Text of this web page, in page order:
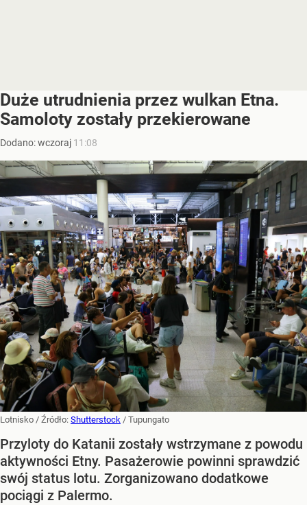
Duże utrudnienia przez wulkan Etna.
Samoloty zostały przekierowane
Dodano:wczoraj 11:08
Lotnisko / Źródło: Shutterstock / Tupungato
Przyloty do Katanii zostały wstrzymane z powodu
aktywności Etny. Pasażerowie powinni sprawdzić
swój status lotu. Zorganizowano dodatkowe
pociągi z Palermo.